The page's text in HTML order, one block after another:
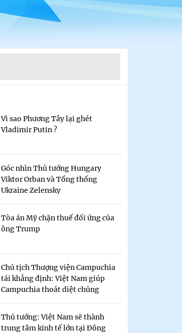
Vì sao Phương Tây lại ghét
Vladimir Putin ?
Góc nhìn Thủ tướng Hungary
Viktor Orban và Tổng thống
Ukraine Zelensky
Tòa án Mỹ chặn thuế đối ứng của
ông Trump
Chủ tịch Thượng viện Campuchia
tái khẳng định: Việt Nam giúp
Campuchia thoát diệt chủng
Thủ tướng: Việt Nam sẽ thành
trung tâm kinh tế lớn tại Đông